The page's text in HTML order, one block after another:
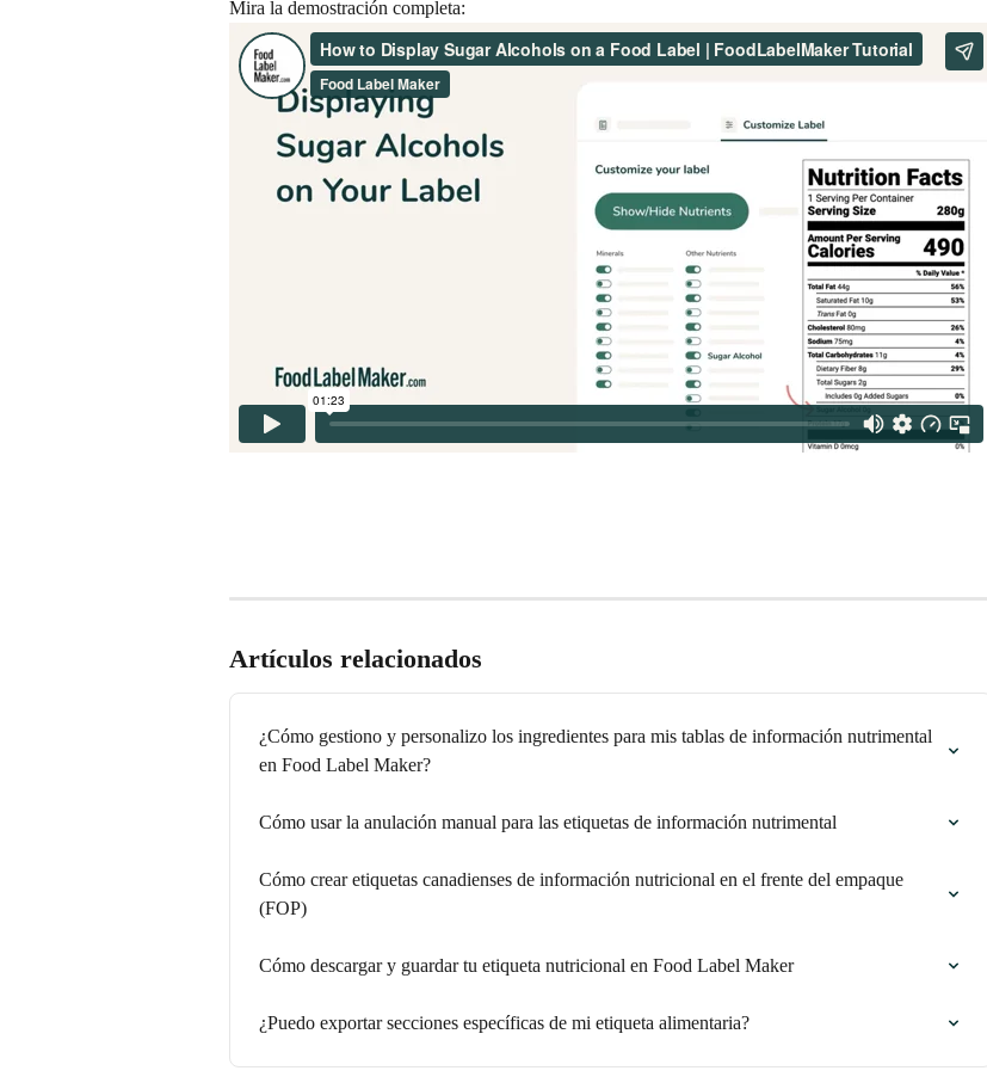
Mira la demostración completa:
Artículos relacionados
¿Cómo gestiono y personalizo los ingredientes para mis tablas de información nutrimental
en Food Label Maker?
Cómo usar la anulación manual para las etiquetas de información nutrimental
Cómo crear etiquetas canadienses de información nutricional en el frente del empaque
(FOP)
Cómo descargar y guardar tu etiqueta nutricional en Food Label Maker
¿Puedo exportar secciones específicas de mi etiqueta alimentaria?